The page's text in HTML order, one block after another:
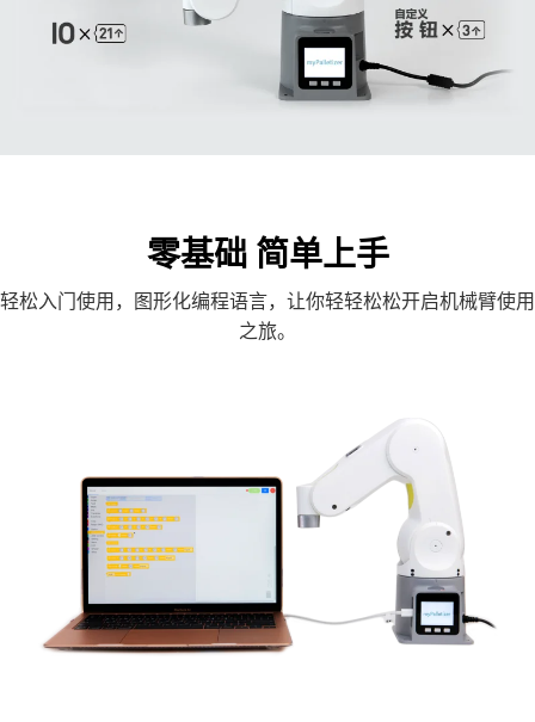
零基础 简单上手
轻松入门使用，图形化编程语言，让你轻轻松松开启机械臂使用
之旅。